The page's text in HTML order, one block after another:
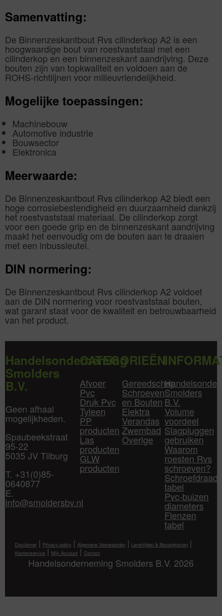
Samenvatting:
De Binnenzeskantbout Rvs cilinderkop A2 is een
hoogwaardige bout van roestvaststaal met een
cilinderkop en een binnenzeskant aandrijving. Deze
bouten zijn van topkwaliteit en voldoen aan de
ROHS-richtlijnen voor milieuvriendelijkheid.
Mogelijke toepassingen:
Machinebouw
Automotive industrie
Bouwsector
Elektronica
Meerwaarde:
De Binnenzeskantbout Rvs cilinderkop A2 biedt een
hoge corrosiebestendigheid en duurzaamheid dankzij
het roestvaststaal materiaal. De cilinderkop zorgt
voor een goede grip en de binnenzeskant aandrijving
maakt het eenvoudig om de bouten aan te draaien
met een inbussleutel.
DIN normering:
De Binnenzeskantbout Rvs cilinderkop A2 voldoet
aan de DIN normering voor roestvaststaal bouten,
wat garant staat voor de kwaliteit en betrouwbaarheid
van het product.
Handelsonderneming
Smolders
B.V.
Geen afhaal
mogelijkheden.
Spaubeekstraat
95-22
5035 JV Tilburg
T. +31(0)85-
0640877
E.
info@smoldersbv.nl
CATEGORIEËN
Afvoer
Pvc
Druk Pvc
Tyleen
PP
producten
Las
producten
GLW
producten
Gereedschap
Schroeven
en Bouten
Elektra
Verandas
Zwembad
Overige
Smolders
B.V.
Volume
voordeel
Slagpluggen
gebruiken
Waarom
roesten Rvs
schroeven?
Schroefdraad
tabel
Pvc-buizen
diameters
Flenzen
tabel
Disclaimer | Privacy policy | Algemene Voorwaarden | Levertijden & Bezorgkosten |
Klantenservice | Mijn Account | Contact
Handelsonderneming Smolders B.V. 2026